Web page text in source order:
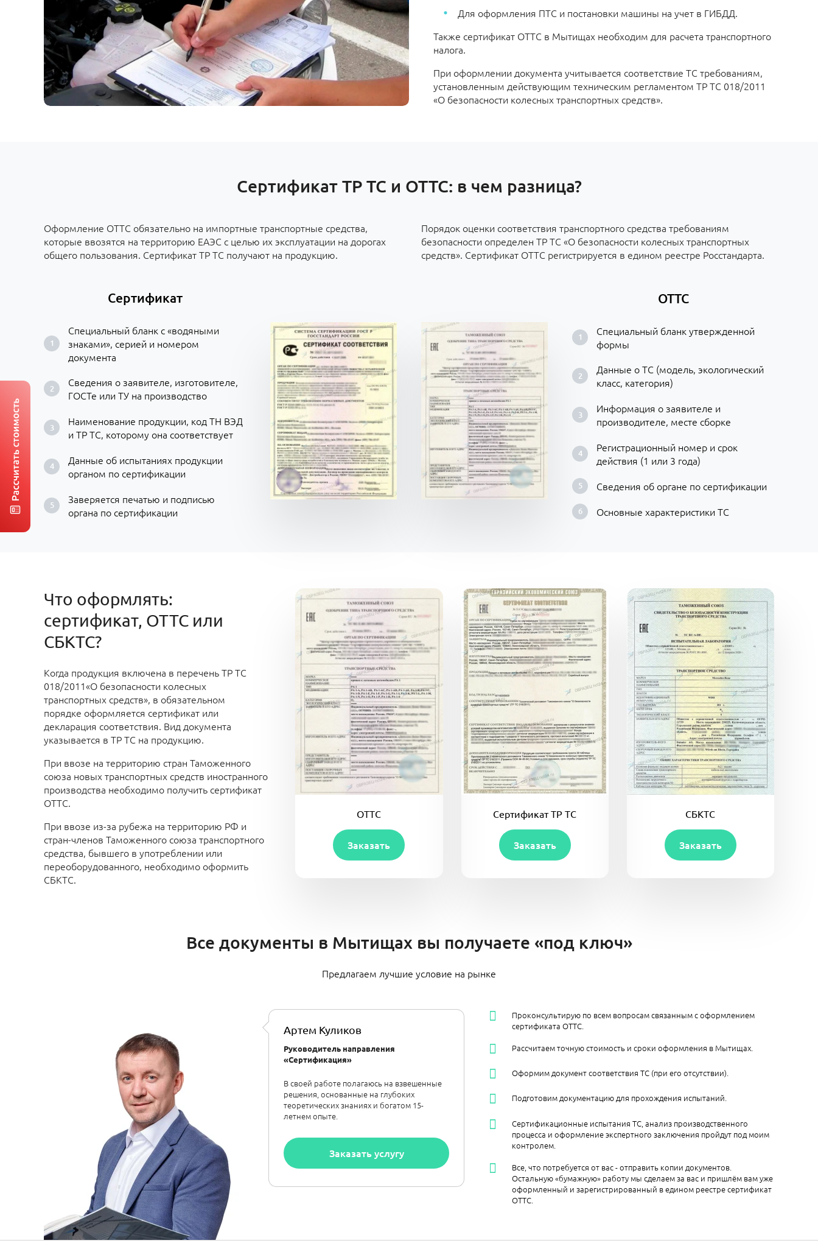
Для оформления ПТС и постановки машины на учет в ГИБДД.
Также сертификат ОТТС в Мытищах необходим для расчета транспортного
налога.
При оформлении документа учитывается соответствие ТС требованиям,
установленным действующим техническим регламентом ТР ТС 018/2011
«О безопасности колесных транспортных средств».
Сертификат ТР ТС и ОТТС: в чем разница?
Оформление ОТТС обязательно на импортные транспортные средства,
которые ввозятся на территорию ЕАЭС с целью их эксплуатации на дорогах
общего пользования. Сертификат ТР ТС получают на продукцию.
Порядок оценки соответствия транспортного средства требованиям
безопасности определен ТР ТС «О безопасности колесных транспортных
средств». Сертификат ОТТС регистрируется в едином реестре Росстандарта.
Сертификат
Специальный бланк с «водяными
знаками», серией и номером
документа
Сведения о заявителе, изготовителе,
ГОСТе или ТУ на производство
Наименование продукции, код ТН ВЭД
и ТР ТС, которому она соответствует
Данные об испытаниях продукции
органом по сертификации
Заверяется печатью и подписью
органа по сертификации
ОТТС
Специальный бланк утвержденной
формы
Данные о ТС (модель, экологический
класс, категория)
Информация о заявителе и
производителе, месте сборке
Регистрационный номер и срок
действия (1 или 3 года)
Сведения об органе по сертификации
Основные характеристики ТС
Что оформлять:
сертификат, ОТТС или
СБКТС?
Когда продукция включена в перечень ТР ТС
018/2011«О безопасности колесных
транспортных средств», в обязательном
порядке оформляется сертификат или
декларация соответствия. Вид документа
указывается в ТР ТС на продукцию.
При ввозе на территорию стран Таможенного
союза новых транспортных средств иностранного
производства необходимо получить сертификат
ОТТС.
При ввозе из-за рубежа на территорию РФ и
стран-членов Таможенного союза транспортного
средства, бывшего в употреблении или
переоборудованного, необходимо оформить
СБКТС.
ОТТС
Заказать
Сертификат ТР ТС
Заказать
СБКТС
Заказать
Все документы в Мытищах вы получаете «под ключ»
Предлагаем лучшие условие на рынке
Артем Куликов
Руководитель направления
«Сертификация»
В своей работе полагаюсь на взвешенные
решения, основанные на глубоких
теоретических знаниях и богатом 15-
летнем опыте.
Заказать услугу
Проконсультирую по всем вопросам связанным с оформлением
сертификата ОТТС.
Рассчитаем точную стоимость и сроки оформления в Мытищах.
Оформим документ соответствия ТС (при его отсутствии).
Подготовим документацию для прохождения испытаний.
Сертификационные испытания ТС, анализ производственного
процесса и оформление экспертного заключения пройдут под моим
контролем.
Все, что потребуется от вас - отправить копии документов.
Остальную «бумажную» работу мы сделаем за вас и пришлём вам уже
оформленный и зарегистрированный в едином реестре сертификат
ОТТС.